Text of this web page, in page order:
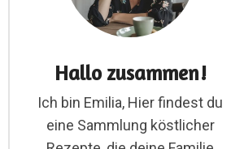
Hallo zusammen!
Ich bin Emilia, Hier findest du
eine Sammlung köstlicher